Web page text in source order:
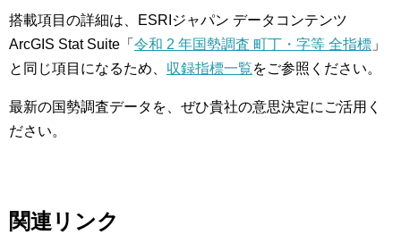
搭載項目の詳細は、ESRIジャパン データコンテンツ
ArcGIS Stat Suite「 令和 2 年国勢調査 町丁・字等 全指標 」
と同じ項目になるため、 収録指標一覧をご参照ください。
最新の国勢調査データを、ぜひ貴社の意思決定にご活用く
ださい。
関連リンク